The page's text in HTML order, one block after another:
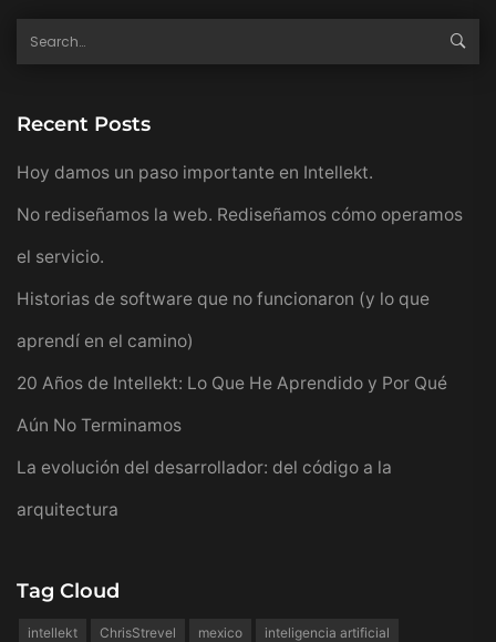
Recent Posts
Hoy damos un paso importante en Intellekt.
No rediseñamos la web. Rediseñamos cómo operamos
el servicio.
Historias de software que no funcionaron (y lo que
aprendí en el camino)
20 Años de Intellekt: Lo Que He Aprendido y Por Qué
Aún No Terminamos
La evolución del desarrollador: del código a la
arquitectura
Tag Cloud
intellekt ChrisStrevel mexico
inteligencia artificial